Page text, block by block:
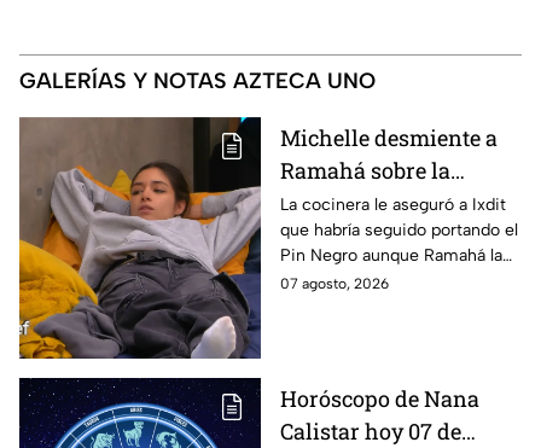
GALERÍAS Y NOTAS AZTECA UNO
Michelle desmiente a
Ramahá sobre la
designación del Pin
Negro a un integrante
de las "Divas" en
MasterChef 24/7
La cocinera le aseguró a Ixdit
que habría seguido portando el
Pin Negro aunque Ramahá la
hubiera subido al balcón
07 agosto, 2026
Horóscopo de Nana
Calistar hoy 07 de